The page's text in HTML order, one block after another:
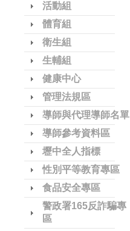
活動組
體育組
衛生組
生輔組
健康中心
管理法規區
導師與代理導師名單
導師參考資料區
壢中全人指標
性別平等教育專區
食品安全專區
警政署165反詐騙專
區